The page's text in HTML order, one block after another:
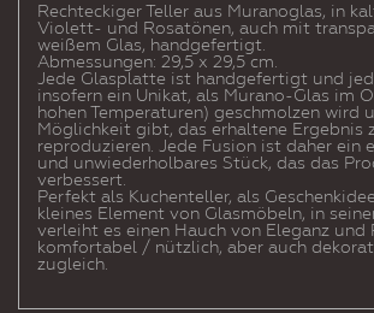
Rechteckiger Teller aus Muranoglas, in
Violett- und Rosatönen, auch mit
weißem Glas, handgefertigt.
Abmessungen: 29,5 x 29,5 cm.
Jede Glasplatte ist handgefertigt und
insofern ein Unikat, als Murano-Glas im
hohen Temperaturen) geschmolzen wird
Möglichkeit gibt, das erhaltene Ergebnis
reproduzieren. Jede Fusion ist daher ein
und unwiederholbares Stück, das das
verbessert.
Perfekt als Kuchenteller, als
kleines Element von Glasmöbeln, in
verleiht es einen Hauch von Eleganz und
komfortabel / nützlich, aber auch
zugleich.